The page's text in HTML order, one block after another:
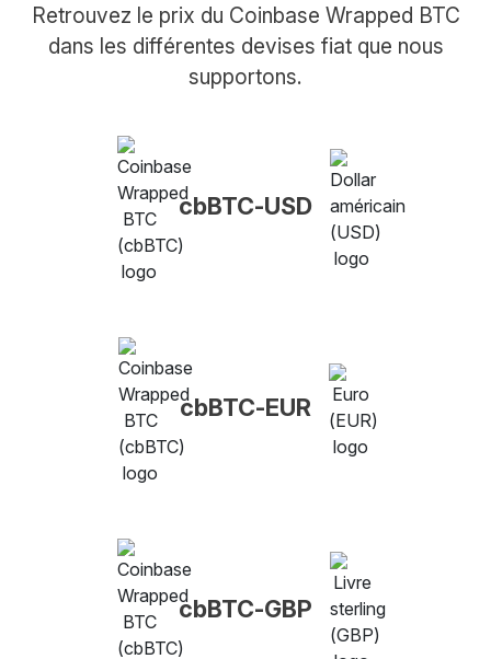
Retrouvez le prix du Coinbase Wrapped BTC
dans les différentes devises fiat que nous
supportons.
cbBTC-USD
cbBTC-EUR
cbBTC-GBP